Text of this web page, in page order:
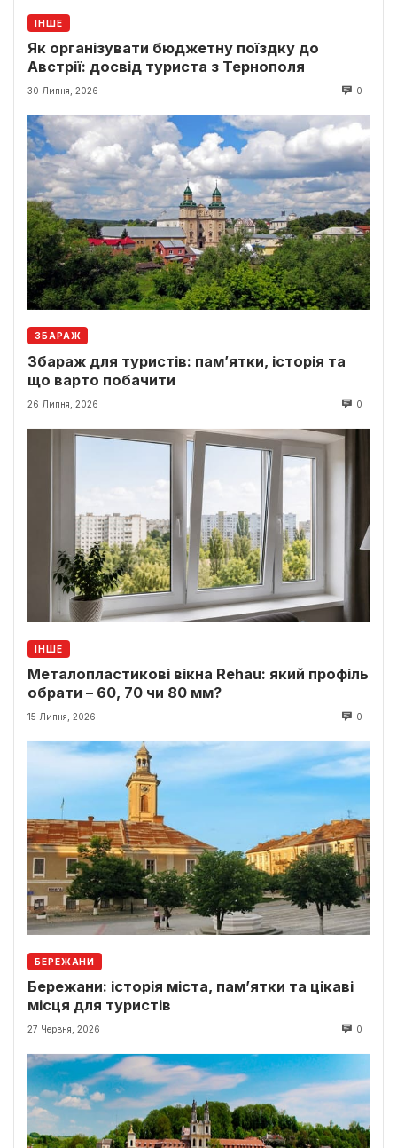
ІНШЕ
Як організувати бюджетну поїздку до
Австрії: досвід туриста з Тернополя
30 Липня, 2026 0
ЗБАРАЖ
Збараж для туристів: пам’ятки, історія та
що варто побачити
26 Липня, 2026 0
ІНШЕ
Металопластикові вікна Rehau: який профіль
обрати – 60, 70 чи 80 мм?
15 Липня, 2026 0
БЕРЕЖАНИ
Бережани: історія міста, пам’ятки та цікаві
місця для туристів
27 Червня, 2026 0